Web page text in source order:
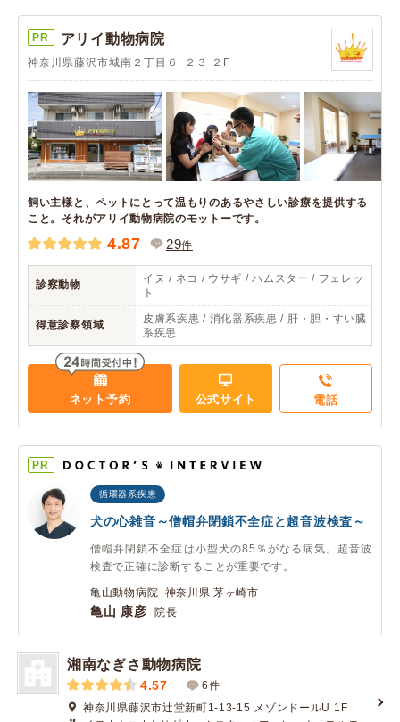
PR アリイ動物病院
神奈川県藤沢市城南２丁目６−２３ ２F
飼い主様と、ペットにとって温もりのあるやさしい診療を提供する
こと。それがアリイ動物病院のモットーです。
4.87 29件
診察動物
イヌ / ネコ / ウサギ / ハムスター / フェレッ
ト
得意診察領域
皮膚系疾患 / 消化器系疾患 / 肝・胆・すい臓
系疾患
ネット予約 公式サイト 電話
PR
循環器系疾患
犬の心雑音～僧帽弁閉鎖不全症と超音波検査～
僧帽弁閉鎖不全症は小型犬の85％がなる病気。超音波
検査で正確に診断することが重要です。
亀山動物病院 神奈川県 茅ヶ崎市
亀山 康彦 院長
湘南なぎさ動物病院
4.57
6件
神奈川県藤沢市辻堂新町1-13-15 メゾンドールU 1F